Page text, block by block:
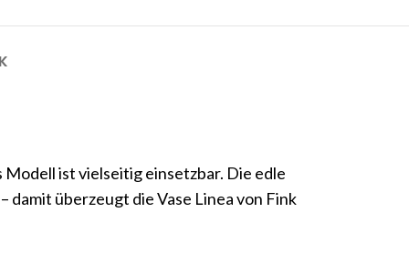
ist vielseitig einsetzbar. Die edle
damit überzeugt die Vase Linea von Fink